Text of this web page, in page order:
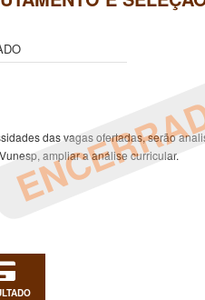
das vagas ofertadas, serão
ampliar a análise curricular.